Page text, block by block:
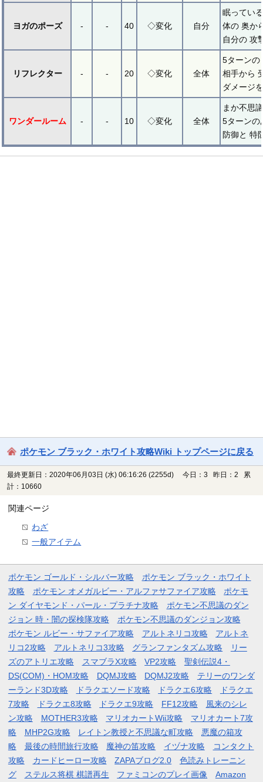
ヨガのポーズ - - 40 ◇変化 自分
眠ってい
体の 奥か
自分の 攻
リフレクター - - 20 ◇変化 全体
5ターンの
相手から
ダメージ
ワンダールーム - - 10 ◇変化 全体
まか不思
5ターンの
防御と 特
ポケモン ブラック・ホワイト攻略Wiki トップページに戻る
最終更新日：2020年06月03日 (水) 06:16:26 (2255d)
今日：3 昨日：2 累
計：10660
関連ページ
わざ
一般アイテム
ポケモン ゴールド・シルバー攻略
ポケモン ブラック・ホワイト
攻略
ポケモン オメガルビー・アルファサファイア攻略
ポケモ
ン ダイヤモンド・パール・プラチナ攻略
ポケモン不思議のダン
ジョン 時・闇の探検隊攻略
ポケモン不思議のダンジョン攻略
ポケモン ルビー・サファイア攻略
アルトネリコ攻略
アルトネ
リコ2攻略
アルトネリコ3攻略 グランファンタズム攻略
リー
ズのアトリエ攻略
スマブラX攻略 VP2攻略
聖剣伝説4・
DS(COM)・HOM攻略
DQMJ攻略 DQMJ2攻略
テリーのワンダ
ーランド3D攻略
ドラクエソード攻略 ドラクエ6攻略
ドラクエ
7攻略
ドラクエ8攻略 ドラクエ9攻略 FF12攻略
風来のシレ
ン攻略
MOTHER3攻略 マリオカートWii攻略
マリオカート7攻
略
MHP2G攻略 レイトン教授と不思議な町攻略
悪魔の箱攻
略
最後の時間旅行攻略 魔神の笛攻略 イヅナ攻略
コンタクト
攻略
カードヒーロー攻略 ZAPAブログ2.0
色読みトレーニン
グ
ステルス将棋 棋譜再生 ファミコンのプレイ画像 Amazon